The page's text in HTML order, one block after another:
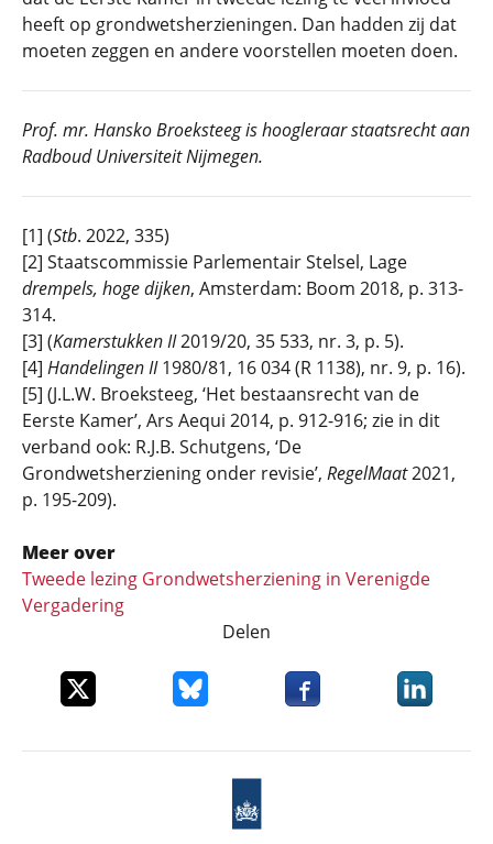
heeft op grondwetsherzieningen. Dan hadden zij dat
moeten zeggen en andere voorstellen moeten doen.
Prof. mr. Hansko Broeksteeg is hoogleraar staatsrecht aan
Radboud Universiteit Nijmegen.
[1] (Stb. 2022, 335)
[2] Staatscommissie Parlementair Stelsel, Lage
drempels, hoge dijken, Amsterdam: Boom 2018, p. 313-
314.
[3] (Kamerstukken II2019/20, 35 533, nr. 3, p. 5).
[4] Handelingen II1980/81, 16 034 (R 1138), nr. 9, p. 16).
[5] (J.L.W. Broeksteeg, ‘Het bestaansrecht van de
Eerste Kamer’, Ars Aequi 2014, p. 912-916; zie in dit
verband ook: R.J.B. Schutgens, ‘De
Grondwetsherziening onder revisie’, RegelMaat2021,
p. 195-209).
Meer over
Tweede lezing Grondwetsherziening in Verenigde
Vergadering
Delen
Deel dit item op XDeel dit item op Bluesky
Deel dit item opDeel dit